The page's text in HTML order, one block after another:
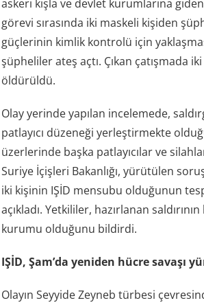
askeri kışla ve devlet kurumlarına
görevi sırasında iki maskeli kişiden
güçlerinin kimlik kontrolü için
şüpheliler ateş açtı. Çıkan çatışmada
öldürüldü.
Olay yerinde yapılan incelemede,
patlayıcı düzeneği yerleştirmekte
üzerlerinde başka patlayıcılar ve
Suriye İçişleri Bakanlığı, yürütülen
iki kişinin IŞİD mensubu olduğunun
açıkladı. Yetkililer, hazırlanan
kurumu olduğunu bildirdi.
IŞİD, Şam’da yeniden hücre savaşı
Olayın Seyyide Zeyneb türbesi